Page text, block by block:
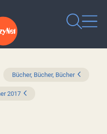
Bücher, Bücher, Bücher
2017